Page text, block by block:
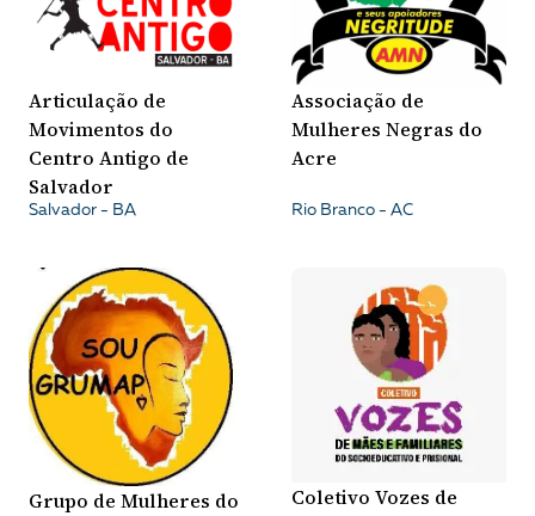
Articulação de
Movimentos do
Centro Antigo de
Salvador
Salvador - BA
Associação de
Mulheres Negras do
Acre
Rio Branco - AC
Grupo de Mulheres do
Coletivo Vozes de